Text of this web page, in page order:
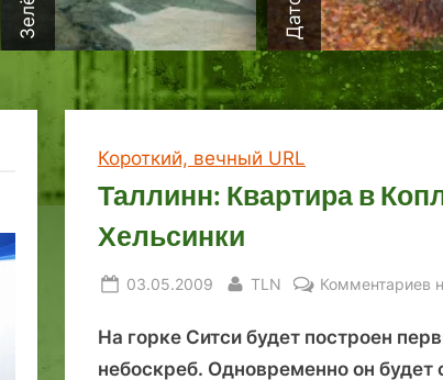
Короткий, вечный URL
Таллинн: Квартира в
Хельсинки
Posted
03.05.2009 By
TLN Комментариев к
На горке Ситси будет построен
небоскреб. Одновременно он будет